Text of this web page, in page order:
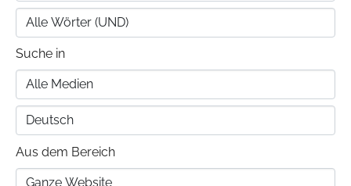
Suche in
Aus dem Bereich